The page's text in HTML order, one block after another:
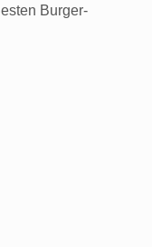
Burger-